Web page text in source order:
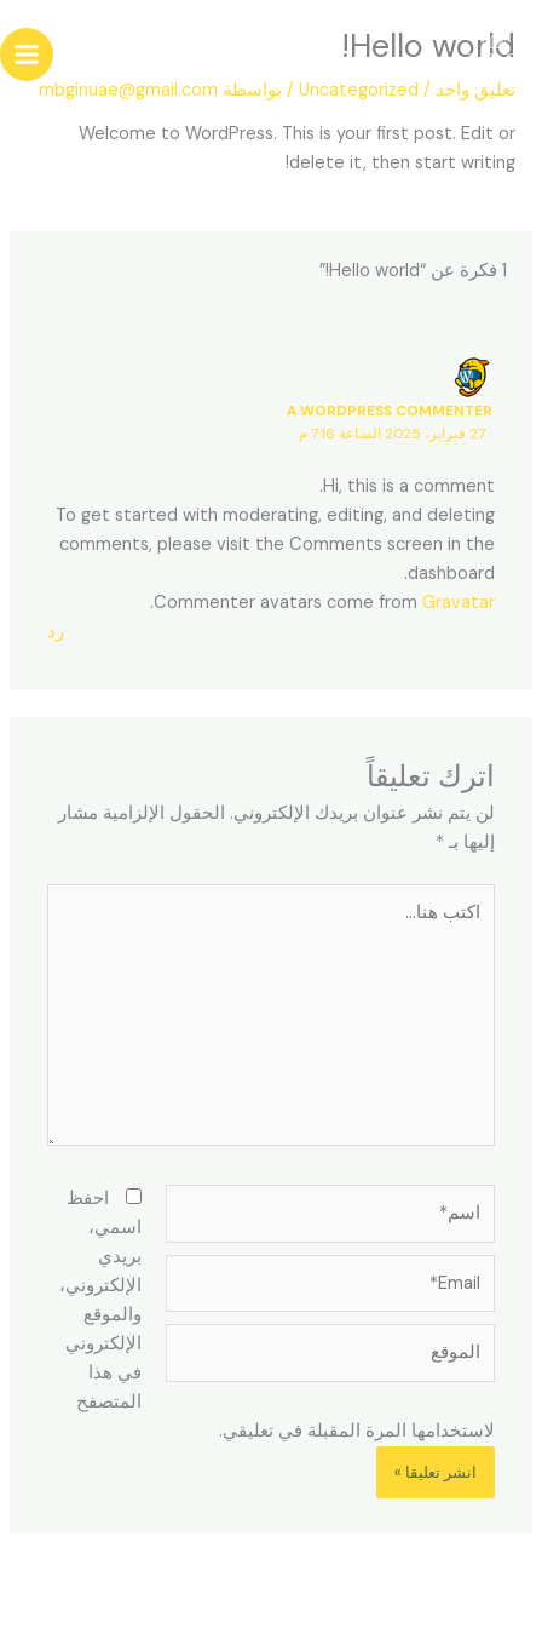
Hello world!
تعليق واحد /
Uncategorized / بواسطة mbginuae@gmail.com
Welcome to WordPress. This is your first post. Edit or
delete it, then start writing!
1 فكرة عن “Hello world!”
A WORDPRESS COMMENTER
27 فبراير، 2025 الساعة 7:16 م
Hi, this is a comment.
To get started with moderating, editing, and deleting
comments, please visit the Comments screen in the
dashboard.
Commenter avatars come from Gravatar
.
رد
اترك تعليقاً
لن يتم نشر عنوان بريدك الإلكتروني. الحقول الإلزامية مشار
إليها بـ *
هنا...
احفظ
اسمي،
بريدي
الإلكتروني،
والموقع
الإلكتروني
في هذا
المتصفح
لاستخدامها المرة المقبلة في تعليقي.